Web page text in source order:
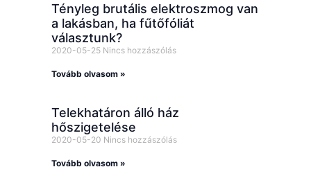
Tényleg brutális elektroszmog van
a lakásban, ha fűtőfóliát
választunk?
2020-05-25 Nincs hozzászólás
Tovább olvasom »
Telekhatáron álló ház
hőszigetelése
2020-05-20 Nincs hozzászólás
Tovább olvasom »